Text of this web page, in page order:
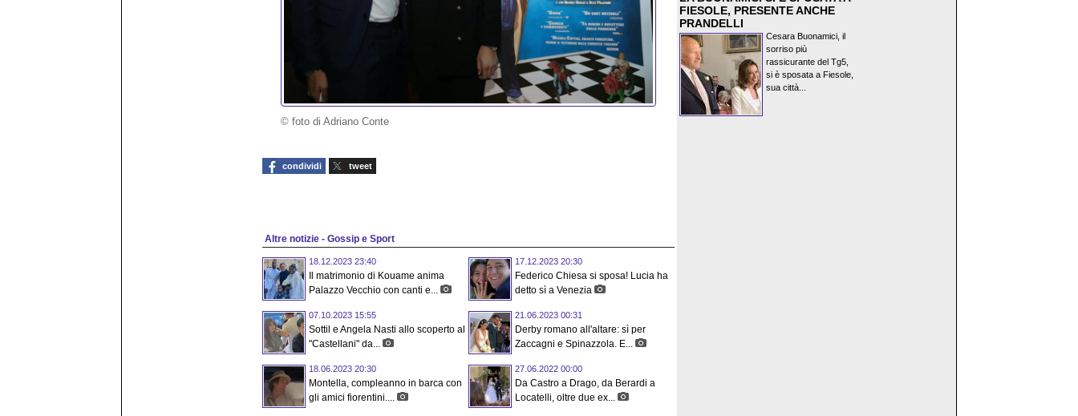
© foto di Adriano Conte
condividi tweet
Altre notizie - Gossip e Sport
18.12.2023 23:40
Il matrimonio di Kouame anima
Palazzo Vecchio con canti e...
17.12.2023 20:30
Federico Chiesa si sposa! Lucia ha
detto sì a Venezia
07.10.2023 15:55
Sottil e Angela Nasti allo scoperto al
"Castellani" da...
21.06.2023 00:31
Derby romano all'altare: sì per
Zaccagni e Spinazzola. E...
18.06.2023 20:30
Montella, compleanno in barca con
gli amici fiorentini....
27.06.2022 00:00
Da Castro a Drago, da Berardi a
Locatelli, oltre due ex...
FIESOLE, PRESENTE ANCHE
PRANDELLI
Cesara Buonamici, il
sorriso più
rassicurante del Tg5,
si è sposata a Fiesole,
sua città...